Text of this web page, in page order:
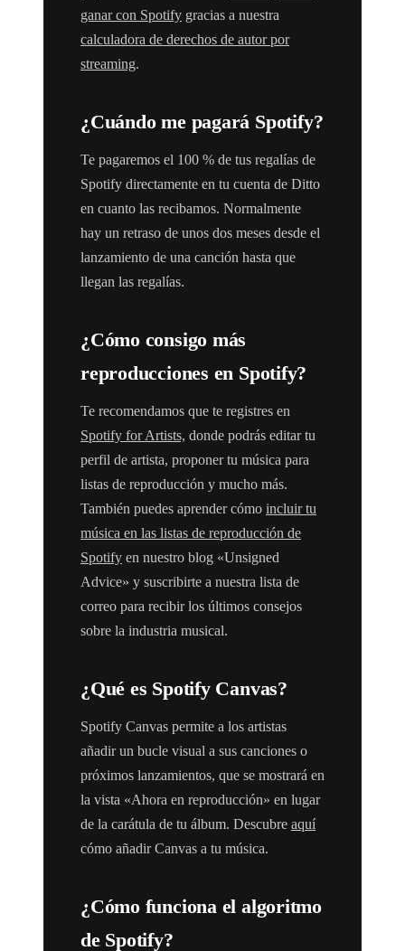
ganar con Spotify gracias a nuestra
calculadora de derechos de autor por
streaming.
¿Cuándo me pagará Spotify?
Te pagaremos el 100 % de tus regalías de
Spotify directamente en tu cuenta de Ditto
en cuanto las recibamos. Normalmente
hay un retraso de unos dos meses desde el
lanzamiento de una canción hasta que
llegan las regalías.
¿Cómo consigo más
reproducciones en Spotify?
Te recomendamos que te registres en
Spotify for Artists, donde podrás editar tu
perfil de artista, proponer tu música para
listas de reproducción y mucho más.
También puedes aprender cómo incluir tu
música en las listas de reproducción de
Spotify en nuestro blog «Unsigned
Advice» y suscribirte a nuestra lista de
correo para recibir los últimos consejos
sobre la industria musical.
¿Qué es Spotify Canvas?
Spotify Canvas permite a los artistas
añadir un bucle visual a sus canciones o
próximos lanzamientos, que se mostrará en
la vista «Ahora en reproducción» en lugar
de la carátula de tu álbum. Descubre aquí
cómo añadir Canvas a tu música.
¿Cómo funciona el algoritmo
de Spotify?